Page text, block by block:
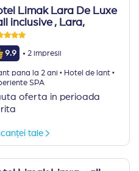
Limak Lara De Luxe
inclusive , Lara,
9.9 · 2 impresii
pana la 2 ani ·Hotel de lant ·
SPA
oferta in perioada
tale